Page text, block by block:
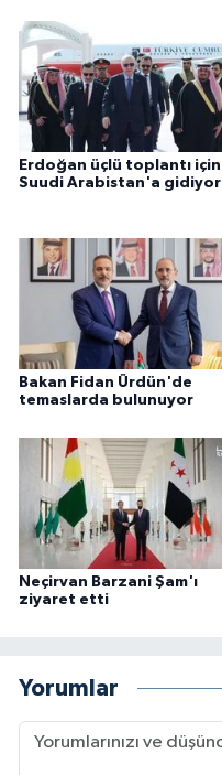
Erdoğan üçlü toplantı için
Suudi Arabistan'a gidiyor
Bakan Fidan Ürdün'de
temaslarda bulunuyor
Neçirvan Barzani Şam'ı
ziyaret etti
Yorumlar